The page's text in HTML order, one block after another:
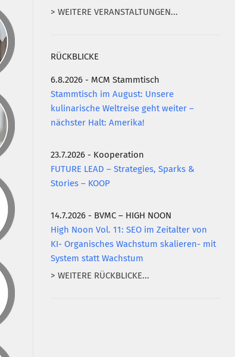
> WEITERE VERANSTALTUNGEN...
RÜCKBLICKE
6.8.2026 - MCM Stammtisch
Stammtisch im August: Unsere
kulinarische Weltreise geht weiter –
nächster Halt: Amerika!
23.7.2026 - Kooperation
FUTURE LEAD – Strategies, Sparks &
Stories – KOOP
14.7.2026 - BVMC – HIGH NOON
High Noon Vol. 11: SEO im Zeitalter von
KI- Organisches Wachstum skalieren- mit
System statt Wachstum
> WEITERE RÜCKBLICKE...